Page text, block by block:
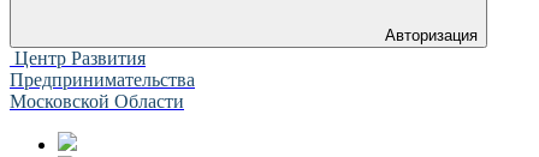
Авторизация
Центр Развития
Предпринимательства
Московской Области